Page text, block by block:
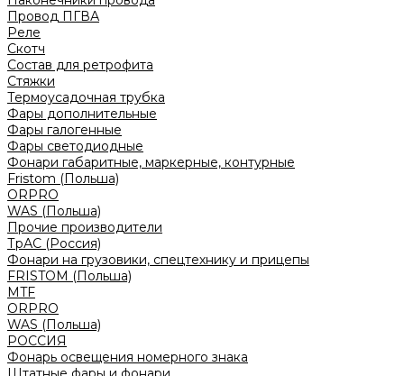
Провод ПГВА
Реле
Скотч
Состав для ретрофита
Стяжки
Термоусадочная трубка
Фары дополнительные
Фары галогенные
Фары светодиодные
Фонари габаритные, маркерные, контурные
Fristom (Польша)
ORPRO
WAS (Польша)
Прочие производители
ТрАС (Россия)
Фонари на грузовики, спецтехнику и прицепы
FRISTOM (Польша)
MTF
ORPRO
WAS (Польша)
РОССИЯ
Фонарь освещения номерного знака